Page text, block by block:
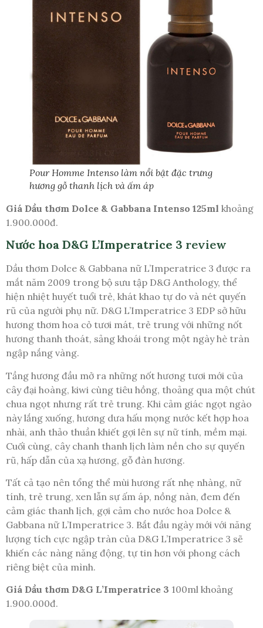
Pour Homme Intenso làm nổi bật đặc trưng
hương gỗ thanh lịch và ấm áp
Giá Dầu thơm Dolce & Gabbana Intenso 125ml khoảng
1.900.000đ.
Nước hoa D&G L’Imperatrice 3 review
Dầu thơm Dolce & Gabbana nữ L’Imperatrice 3 được ra
mắt năm 2009 trong bộ sưu tập D&G Anthology, thể
hiện nhiệt huyết tuổi trẻ, khát khao tự do và nét quyến
rũ của người phụ nữ. D&G L’Imperatrice 3 EDP sở hữu
hương thơm hoa cỏ tươi mát, trẻ trung với những nốt
hương thanh thoát, sảng khoái trong một ngày hè tràn
ngập nắng vàng.
Tầng hương đầu mở ra những nốt hương tươi mới của
cây đại hoàng, kiwi cùng tiêu hồng, thoảng qua một chút
chua ngọt nhưng rất trẻ trung. Khi cảm giác ngọt ngào
này lắng xuống, hương dưa hấu mọng nước kết hợp hoa
nhài, anh thảo thuần khiết gợi lên sự nữ tính, mềm mại.
Cuối cùng, cây chanh thanh lịch làm nền cho sự quyến
rũ, hấp dẫn của xạ hương, gỗ đàn hương.
Tất cả tạo nên tổng thể mùi hương rất nhẹ nhàng, nữ
tính, trẻ trung, xen lẫn sự ấm áp, nồng nàn, đem đến
cảm giác thanh lịch, gợi cảm cho nước hoa Dolce &
Gabbana nữ L’Imperatrice 3. Bắt đầu ngày mới với năng
lượng tích cực ngập tràn của D&G L’Imperatrice 3 sẽ
khiến các nàng năng động, tự tin hơn với phong cách
riêng biệt của mình.
Giá Dầu thơm D&G L’Imperatrice 3 100ml khoảng
1.900.000đ.